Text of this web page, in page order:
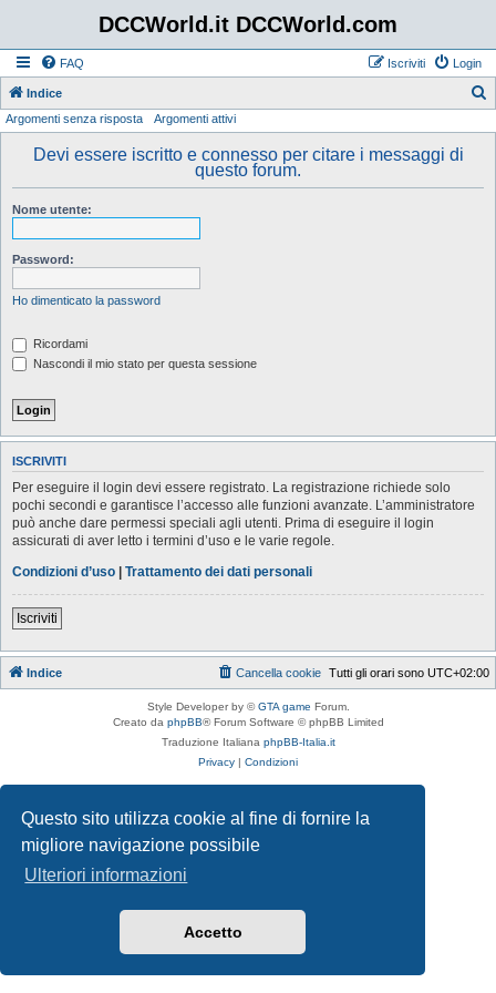
Questo sito utilizza cookie al fine di fornire la
migliore navigazione possibile
Ulteriori informazioni
Accetto
DCCWorld.it DCCWorld.com
FAQ Login
Iscriviti
Indice
Argomenti senza risposta Argomenti attivi
Devi essere iscritto e connesso per citare i messaggi di
questo forum.
Nome utente:
Password:
Ho dimenticato la password
Ricordami
Nascondi il mio stato per questa sessione
ISCRIVITI
Per eseguire il login devi essere registrato. La registrazione richiede solo
pochi secondi e garantisce l’accesso alle funzioni avanzate. L’amministratore
può anche dare permessi speciali agli utenti. Prima di eseguire il login
assicurati di aver letto i termini d’uso e le varie regole.
Condizioni d’uso | Trattamento dei dati personali
Iscriviti
Indice Tutti gli orari sono UTC+02:00
Cancella cookie
Style Developer by ©GTA game Forum.
Creato da phpBB® Forum Software © phpBB Limited
Traduzione Italiana phpBB-Italia.it
Privacy | Condizioni